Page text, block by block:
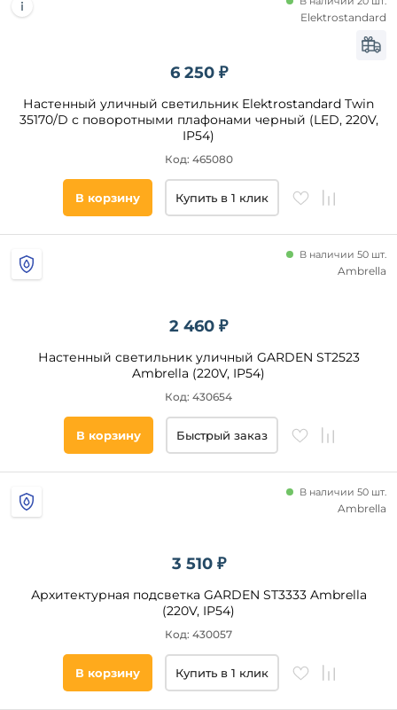
6 250 ₽
Настенный уличный светильник Elektrostandard Twin
35170/D с поворотными плафонами черный (LED, 220V,
IP54)
Код: 465080
Elektrostandard
В корзину Купить в 1 клик
2 460 ₽
Настенный светильник уличный GARDEN ST2523
Ambrella (220V, IP54)
В наличии 50 шт.
Код: 430654
Ambrella
В корзину Быстрый заказ
3 510 ₽
Архитектурная подсветка GARDEN ST3333 Ambrella
(220V, IP54)
В наличии 50 шт.
Код: 430057
Ambrella
В корзину Купить в 1 клик